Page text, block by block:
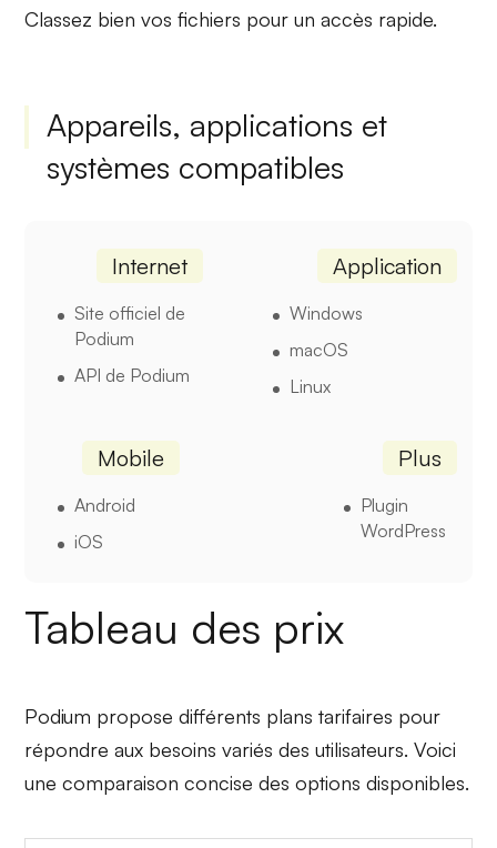
Classez bien vos fichiers pour un accès rapide.
Appareils, applications et
systèmes compatibles
Internet
Site officiel de
Podium
API de Podium
Application
Windows
macOS
Linux
Mobile
Android
iOS
Plus
Plugin
WordPress
Tableau des prix
Podium propose différents plans tarifaires pour
répondre aux besoins variés des utilisateurs. Voici
une comparaison concise des options disponibles.